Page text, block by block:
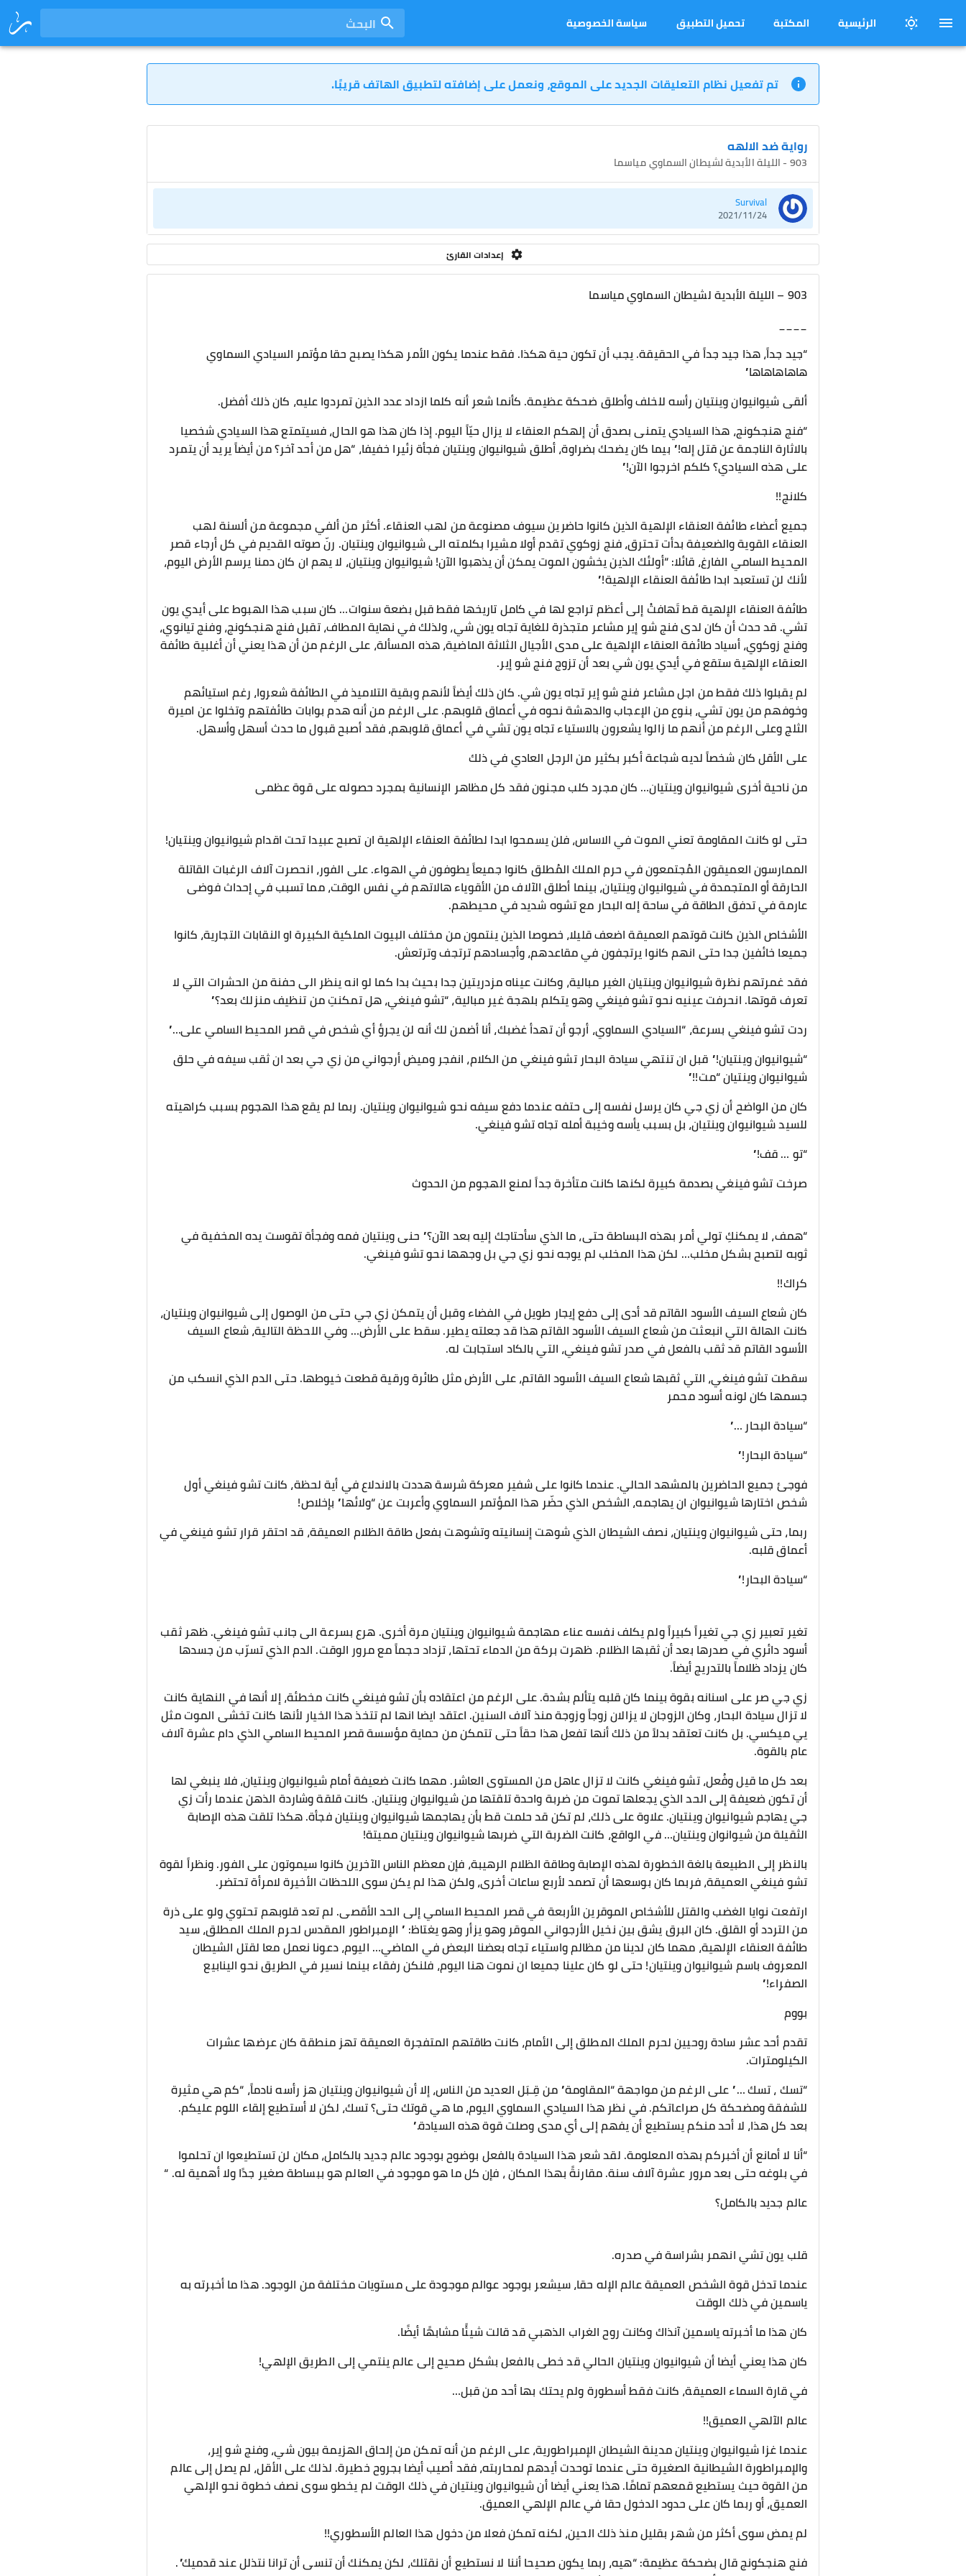
الرئيسية المكتبة تحميل التطبيق سياسة الخصوصية البحث
تم تفعيل نظام التعليقات الجديد على الموقع، ونعمل على إضافته لتطبيق الهاتف قريبًا.
رواية ضد الالهه
903 - الليلة الأبدية لشيطان السماوي مياسما
Survival
2021/11/24
إعدادات القارئ
903 – الليلة الأبدية لشيطان السماوي مياسما
____
“جيد جداً، هذا جيد جداً في الحقيقة. يجب أن تكون حية هكذا. فقط عندما يكون الأمر هكذا يصبح حقا مؤتمر السيادي السماوي
هاهاهاهاها”
ألقى شيوانيوان وينتيان رأسه للخلف وأطلق ضحكة عظيمة. كأنما شعر أنه كلما ازداد عدد الذين تمردوا عليه، كان ذلك أفضل.
“فنج هنجكونج، هذا السيادي يتمنى بصدق أن إلهكم العنقاء لا يزال حيّاً اليوم. إذا كان هذا هو الحال، فسيتمتع هذا السيادي شخصيا
بالاثارة الناجمة عن قتل إله!” بيما كان يضحك بضراوة، أطلق شيوانيوان وينتيان فجأة زئيرا خفيفا، “هل من أحد آخر؟ من أيضاً يريد أن يتمرد
على هذه السيادي؟ كلكم اخرجوا الآن!”
كلانج!!
جميع أعضاء طائفة العنقاء الإلهية الذين كانوا حاضرين سيوف مصنوعة من لهب العنقاء. أكثر من ألفي مجموعة من ألسنة لهب
العنقاء القوية والضعيفة بدأت تحترق، فنج زوكوي تقدم أولا مشيرا بكلمته الى شيوانيوان وينتيان. رنّ صوته القديم في كل أرجاء قصر
المحيط السامي الفارغ، قائلا: “أولئك الذين يخشون الموت يمكن أن يذهبوا الآن! شيوانيوان وينتيان، لا يهم ان كان دمنا يرسم الأرض اليوم،
لأنك لن تستعبد ابدا طائفة العنقاء الإلهية!”
طائفة العنقاء الإلهية قط تَهافتْ إلى أعظم تراجع لها في كامل تاريخها فقط قبل بضعة سنوات… كان سبب هذا الهبوط على أيدي يون
تشي. قد حدث أن كان لدى فنج شو إير مشاعر متجذرة للغاية تجاه يون شي، ولذلك في نهاية المطاف، تقبل فنج هنجكونج، وفنج تيانوي،
وفنج زوكوي، أسياد طائفة العنقاء الإلهية على مدى الأجيال الثلاثة الماضية، هذه المسألة، على الرغم من أن هذا يعني أن أغلبية طائفة
العنقاء الإلهية ستقع في أيدي يون شي بعد أن تزوج فنج شو إير.
لم يقبلوا ذلك فقط من اجل مشاعر فنج شو إير تجاه يون شي. كان ذلك أيضاً لأنهم وبقية التلاميذ في الطائفة شعروا، رغم استيائهم
وخوفهم من يون تشي، بنوع من الإعجاب والدهشة نحوه في أعماق قلوبهم. على الرغم من أنه هدم بوابات طائفتهم وتخلوا عن اميرة
الثلج وعلى الرغم من أنهم ما زالوا يشعرون بالاستياء تجاه يون تشي في أعماق قلوبهم، فقد أصبح قبول ما حدث أسهل وأسهل.
على الأقل كان شخصاً لديه شجاعة أكبر بكثير من الرجل العادي في ذلك
من ناحية أخرى شيوانيوان وينتيان… كان مجرد كلب مجنون فقد كل مظاهر الإنسانية بمجرد حصوله على قوة عظمى
حتى لو كانت المقاومة تعني الموت في الاساس، فلن يسمحوا ابدا لطائفة العنقاء الإلهية ان تصبح عبيدا تحت اقدام شيوانيوان وينتيان!
الممارسون العميقون المُجتمعون في حرم الملك المُطلق كانوا جميعاً يطوفون في الهواء. على الفور، انحصرت آلاف الرغبات القاتلة
الحارقة أو المتجمدة في شيوانيوان وينتيان، بينما أطلق الآلاف من الأقوياء هالاتهم في نفس الوقت، مما تسبب في إحداث فوضى
عارمة في تدفق الطاقة في ساحة إله البحار مع تشوه شديد في محيطهم.
الأشخاص الذين كانت قوتهم العميقة اضعف قليلا، خصوصا الذين ينتمون من مختلف البيوت الملكية الكبيرة او النقابات التجارية، كانوا
جميعا خائفين جدا حتى انهم كانوا يرتجفون في مقاعدهم، وأجسادهم ترتجف وترتعش.
فقد غمرتهم نظرة شيوانيوان وينتيان الغير مبالية، وكانت عيناه مزدريتين جدا بحيث بدا كما لو انه ينظر الى حفنة من الحشرات التي لا
تعرف قوتها. انحرفت عينيه نحو تشو فينغي وهو يتكلم بلهجة غير مبالية، “تشو فينغي، هل تمكنتِ من تنظيف منزلك بعد؟”
ردت تشو فينغي بسرعة، “السيادي السماوي، أرجو أن تهدأ غضبك، أنا أضمن لك أنه لن يجرؤ أي شخص في قصر المحيط السامي على…”
“شيوانيوان وينتيان!” قبل ان تنتهي سيادة البحار تشو فينغي من الكلام، انفجر وميض أرجواني من زي جي بعد ان ثقب سيفه في حلق
شيوانيوان وينتيان “مت!!”
كان من الواضح أن زي جي كان يرسل نفسه إلى حتفه عندما دفع سيفه نحو شيوانيوان وينتيان. ربما لم يقع هذا الهجوم بسبب كراهيته
للسيد شيوانيوان وينتيان، بل بسبب يأسه وخيبة أمله تجاه تشو فينغي.
“تو … قف!”
صرخت تشو فينغي بصدمة كبيرة لكنها كانت متأخرة جداً لمنع الهجوم من الحدوث
“همف، لا يمكنكِ تولي أمر بهذه البساطة حتى، ما الذي سأحتاجك إليه بعد الآن؟” حنى وينتيان فمه وفجأة تقوست يده المخفية في
ثوبه لتصبح بشكل مخلب… لكن هذا المخلب لم يوجه نحو زي جي بل وجهها نحو تشو فينغي.
كراك!!
كان شعاع السيف الأسود القاتم قد أدى إلى دفع إيجار طويل في الفضاء وقبل أن يتمكن زي جي حتى من الوصول إلى شيوانيوان وينتيان،
كانت الهالة التي انبعثت من شعاع السيف الأسود القاتم هذا قد جعلته يطير. سقط على الأرض… وفي اللحظة التالية، شعاع السيف
الأسود القاتم قد ثقب بالفعل في صدر تشو فينغي، التي بالكاد استجابت له.
سقطت تشو فينغي، التي ثقبها شعاع السيف الأسود القاتم، على الأرض مثل طائرة ورقية قطعت خيوطها. حتى الدم الذي انسكب من
جسمها كان لونه أسود محمر
“سيادة البحار …”
“سيادة البحار!”
فوجئ جميع الحاضرين بالمشهد الحالي. عندما كانوا على شفير معركة شرسة هددت بالاندلاع في أية لحظة، كانت تشو فينغي أول
شخص اختارها شيوانيوان ان يهاجمه، الشخص الذي حضّر هذا المؤتمر السماوي وأعربت عن “ولائها” بإخلاص!
ربما، حتى شيوانيوان وينتيان، نصف الشيطان الذي شوهت إنسانيته وتشوهت بفعل طاقة الظلام العميقة، قد احتقر قرار تشو فينغي في
أعماق قلبه.
“سيادة البحار!”
تغير تعبير زي جي تغيراً كبيراً ولم يكلف نفسه عناء مهاجمة شيوانيوان وينتيان مرة أخرى. هرع بسرعة الى جانب تشو فينغي. ظهر ثقب
أسود دائري في صدرها بعد أن ثقبها الظلام. ظهرت بركة من الدماء تحتها، تزداد حجماً مع مرور الوقت. الدم الذي تسرّب من جسدها
كان يزداد ظلاماً بالتدريج أيضاً.
زي جي صر على اسنانه بقوة بينما كان قلبه يتألم بشدة. على الرغم من اعتقاده بأن تشو فينغي كانت مخطئة، إلا أنها في النهاية كانت
لا تزال سيادة البحار، وكان الزوجان لا يزالان زوجاً وزوجة منذ آلاف السنين. اعتقد ايضا انها لم تتخذ هذا الخيار لأنها كانت تخشى الموت مثل
يي ميكسي. بل كانت تعتقد بدلاً من ذلك أنها تفعل هذا حقاً حتى تتمكن من حماية مؤسسة قصر المحيط السامي الذي دام عشرة آلاف
عام بالقوة.
بعد كل ما قيل وفُعل، تشو فينغي كانت لا تزال عاهل من المستوى العاشر. مهما كانت ضعيفة أمام شيوانيوان وينتيان، فلا ينبغي لها
أن تكون ضعيفة إلى الحد الذي يجعلها تموت من ضربة واحدة تلقتها من شيوانيوان وينتيان. كانت قلقة وشاردة الذهن عندما رأت زي
جي يهاجم شيوانيوان وينتيان. علاوة على ذلك، لم تكن قد حلمت قط بأن يهاجمها شيوانيوان وينتيان فجأة. هكذا تلقت هذه الإصابة
الثقيلة من شيوانوان وينتيان… في الواقع، كانت الضربة التي ضربها شيوانيوان وينتيان مميتة!
بالنظر إلى الطبيعة بالغة الخطورة لهذه الإصابة وطاقة الظلام الرهيبة، فإن معظم الناس الآخرين كانوا سيموتون على الفور. ونظراً لقوة
تشو فينغي العميقة، فربما كان بوسعها أن تصمد لأربع ساعات أخرى، ولكن هذا لم يكن سوى اللحظات الأخيرة لامرأة تحتضر.
ارتفعت نوايا الغضب والقتل للأشخاص الموقرين الأربعة في قصر المحيط السامي إلى الحد الأقصى. لم تعد قلوبهم تحتوي ولو على ذرة
من التردد أو القلق. كان البرق يشق بين نخيل الأرجواني الموقر وهو يزأر وهو يغتاظ: ” الإمبراطور المقدس لحرم الملك المطلق، سيد
طائفة العنقاء الإلهية، مهما كان لدينا من مظالم واستياء تجاه بعضنا البعض في الماضي… اليوم، دعونا نعمل معا لقتل الشيطان
المعروف باسم شيوانيوان وينتيان! حتى لو كان علينا جميعا ان نموت هنا اليوم، فلنكن رفقاء بينما نسير في الطريق نحو الينابيع
الصفراء!”
بووم
تقدم أحد عشر سادة روحيين لحرم الملك المطلق إلى الأمام، كانت طاقتهم المتفجرة العميقة تهز منطقة كان عرضها عشرات
الكيلومترات.
“تسك ، تسك …” على الرغم من مواجهة “المقاومة” من قِـبَل العديد من الناس، إلا أن شيوانيوان وينتيان هز رأسه نادماً، “كم هي مثيرة
للشفقة ومضحكة كل صراعاتكم. في نظر هذا السيادي السماوي اليوم، ما هي قوتك حتى؟ تسك، لكن لا أستطيع إلقاء اللوم عليكم.
بعد كل هذا، لا أحد منكم يستطيع أن يفهم إلى أي مدى وصلت قوة هذه السيادة.”
“أنا لا أمانع أن أخبركم بهذه المعلومة. لقد شعر هذا السيادة بالفعل بوضوح بوجود عالم جديد بالكامل، مكان لن تستطيعوا ان تحلموا
في بلوغه حتى بعد مرور عشرة آلاف سنة. مقارنةً بهذا المكان ، فإن كل ما هو موجود في العالم هو ببساطة صغير جدًا ولا أهمية له. “
عالم جديد بالكامل؟
قلب يون تشي انهمر بشراسة في صدره.
عندما تدخل قوة الشخص العميقة عالم الإله حقا، سيشعر بوجود عوالم موجودة على مستويات مختلفة من الوجود. هذا ما أخبرته به
ياسمين في ذلك الوقت
كان هذا ما أخبرته ياسمين آنذاك وكانت روح الغراب الذهبي قد قالت شيئًا مشابهًا أيضًا.
كان هذا يعني أيضا أن شيوانيوان وينتيان الحالي قد خطى بالفعل بشكل صحيح إلى عالم ينتمي إلى الطريق الإلهي!
في قارة السماء العميقة، كانت فقط أسطورة ولم يحتك بها أحد من قبل…
عالم الآلهي العميق!!
عندما غزا شيوانيوان وينتيان مدينة الشيطان الإمبراطورية، على الرغم من أنه تمكن من إلحاق الهزيمة بيون شي، وفنج شو إير،
والإمبراطورة الشيطانية الصغيرة حتى عندما توحدت أيدهم لمحاربته، فقد أصيب أيضا بجروح خطيرة. لذلك على الأقل، لم يصل إلى عالم
من القوة حيث يستطيع قمعهم تمامًا. هذا يعني أيضا أن شيوانيوان وينتيان في ذلك الوقت لم يخطو سوى نصف خطوة نحو الإلهي
العميق، أو ربما كان على حدود الدخول حقا في عالم الإلهي العميق.
لم يمض سوى أكثر من شهر بقليل منذ ذلك الحين، لكنه تمكن فعلا من دخول هذا العالم الأسطوري!!
فنج هنجكونج قال بضحكة عظيمة: “هيه، ربما يكون صحيحا أننا لا نستطيع أن نقتلك، لكن يمكنك أن تنسى أن ترانا نتذلل عند قدميك”.